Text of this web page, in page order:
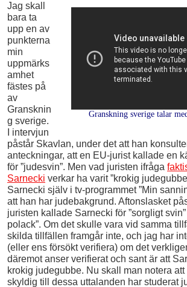
Granskning sverige talar
Jag skall
bara ta
upp en av
punkterna
min
uppmärks
amhet
fästes på
av
Gransknin
g sverige.
I intervjun
påstår Skavlan, under det att han
anteckningar, att en EU-jurist kallade en
för ”judesvin”. Men vad juristen ifråga
Sarnecki verkar ha varit ”krokig
Sarnecki själv i tv-programmet ”Min
att han har judebakgrund. Aftonslasket
juristen kallade Sarnecki för ”sorgligt
polack”. Om det skulle vara vid samma
skilda tillfällen framgår inte, och jag har
(eller ens försökt verifiera) om det
däremot anser verifierat och sant är att
krokig judegubbe. Nu skall man notera
skyldig till dessa uttalanden har studerat